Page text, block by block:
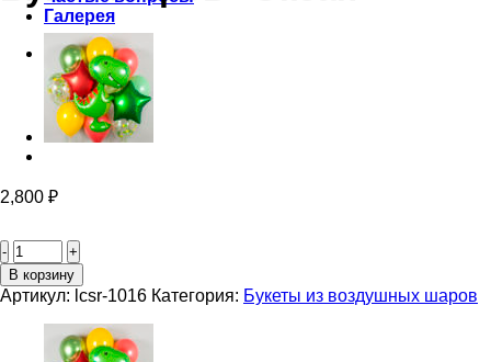
Галерея
Корзина
2,800 ₽
товара
Букет
шаров
В корзину
Артикул: lcsr-1016 Категория: Букеты из воздушных шаров